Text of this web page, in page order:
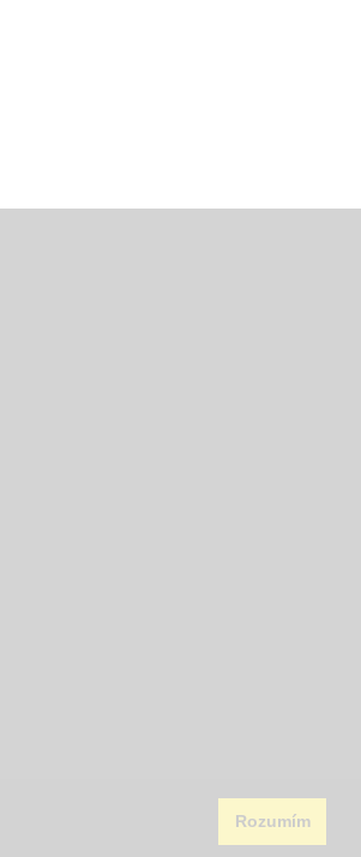
Rozumím